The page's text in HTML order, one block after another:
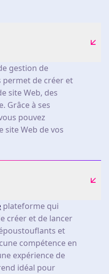
gestion de
permet de créer et
site Web, des
Grâce à ses
pouvez
site Web de vos
plateforme qui
créer et de lancer
et
compétence en
expérience de
idéal pour